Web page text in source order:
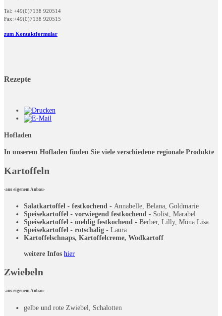
Tel: +49(0)7138 920514
Fax:+49(0)7138 920515
zum Kontaktformular
Rezepte
Hofladen
In unserem Hofladen finden Sie viele verschiedene regionale Produkte
Kartoffeln
-aus eigenem Anbau-
Salatkartoffel - festkochend - Annabelle, Belana, Goldmarie
Speisekartoffel - vorwiegend festkochend - Solist, Marabel
Speisekartoffel - mehlig festkochend - Berber, Lilly, Mona Lisa
Speisekartoffel - rotschalig - Laura
Kartoffelschnaps, Kartoffelcreme, Wodkartoff
weitere Infos hier
Zwiebeln
-aus eigenem Anbau-
gelbe und rote Zwiebel, Schalotten